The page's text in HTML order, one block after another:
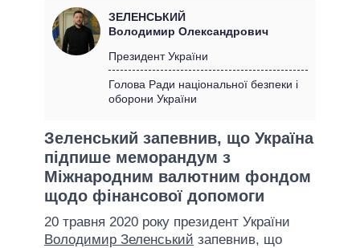
СТАТТІ
ДУМКИ
ОГЛЯДИ
ДАЙДЖЕСТИ
СВІТ
УСІ ПОЛІТИКИ
ПРЕЗИДЕНТ І ОФІС
КАБІНЕТ МІНІСТРІВ
МЕРИ МІСТ
ВСІ ПЕРСОНИ
ІНФОГРАФІКА
ВІДЕО
ПІДТРИМАТИ
ПОРІВНЯННЯ ПОЛІТИКІВ
ЗЕЛЕНСЬКИЙ
Володимир Олександрович
Президент України
Голова Ради національної безпеки і
оборони України
Зеленський запевнив, що Україна
підпише меморандум з
Міжнародним валютним фондом
щодо фінансової допомоги
20 травня 2020 року президент України
Володимир Зеленський запевнив, що